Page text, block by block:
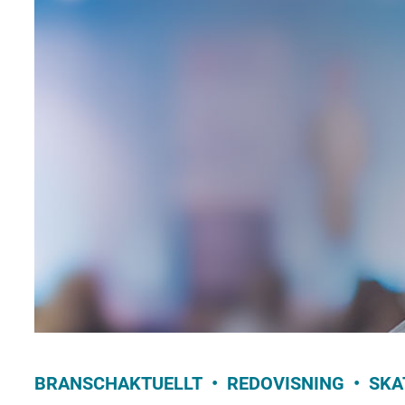
BRANSCHAKTUELLT REDOVISNING